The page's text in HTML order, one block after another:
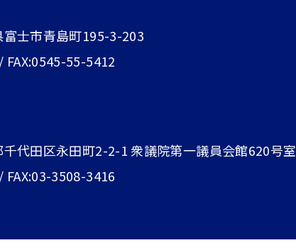
士市青島町195-3-203
55-5412
代田区永田町2-2-1 衆議院第一議員会館620号室
3508-3416